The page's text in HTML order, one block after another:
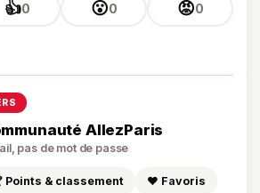
👍0 😮0 😡0
AllezParis
pas de mot de passe
Points & classement ❤️ Favoris